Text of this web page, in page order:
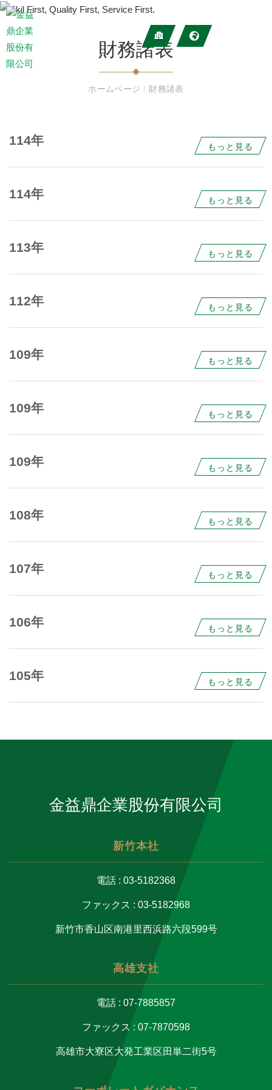
財務諸表
ホームページ/ 財務諸表
114年 もっと見る
114年 もっと見る
113年 もっと見る
112年 もっと見る
109年 もっと見る
109年 もっと見る
109年 もっと見る
108年 もっと見る
107年 もっと見る
106年 もっと見る
105年 もっと見る
金益鼎企業股份有限公司
新竹本社
電話 : 03-5182368
ファックス : 03-5182968
新竹市香山区南港里西浜路六段599号
高雄支社
電話 : 07-7885857
ファックス : 07-7870598
高雄市大寮区大発工業区田単二街5号